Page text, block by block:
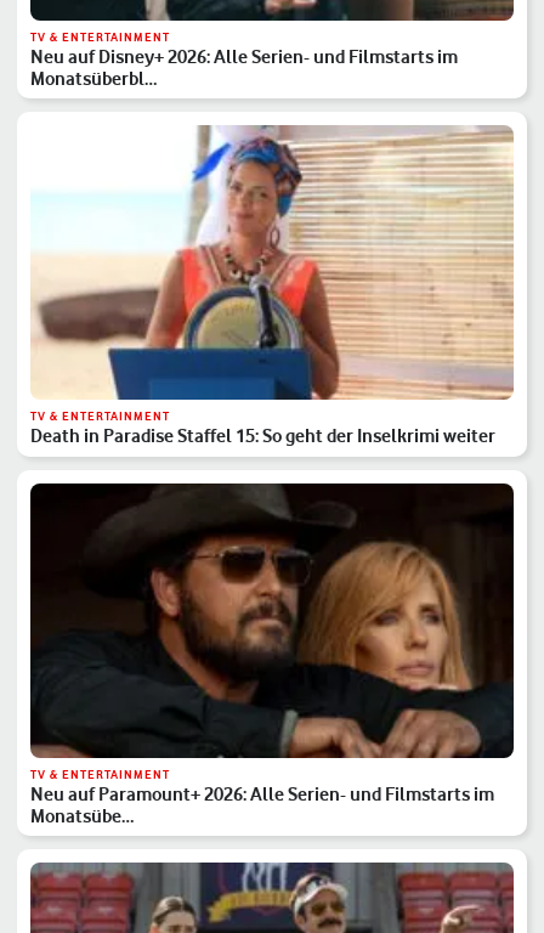
TV & ENTERTAINMENT
Neu auf Disney+ 2026: Alle Serien- und Filmstarts im
Monatsüberbl…
TV & ENTERTAINMENT
Death in Paradise Staffel 15: So geht der Inselkrimi weiter
TV & ENTERTAINMENT
Neu auf Paramount+ 2026: Alle Serien- und Filmstarts im
Monatsübe…